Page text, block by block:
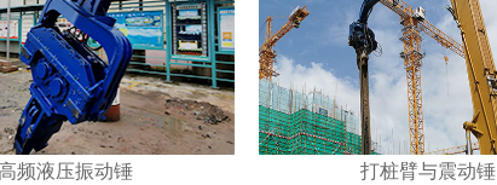
频液压振动锤 打桩臂与震动锤